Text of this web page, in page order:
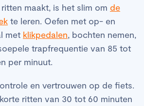
maakt, is het slim om de
te leren. Oefen met op- en
met klikpedalen, bochten nemen,
trapfrequentie van 85 tot
per minuut.
en vertrouwen op de fiets.
ritten van 30 tot 60 minuten